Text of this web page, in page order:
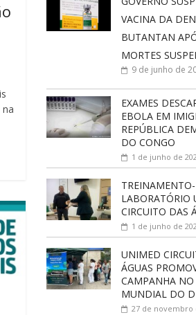
VACINA DA
BUTANTAN
MORTES
9 de junho de
EXAMES
EBOLA EM
REPÚBLICA
DO CONGO
1 de junho de
TREINAMENTO-
LABORATÓRIO
CIRCUITO DAS
1 de junho de
UNIMED
ÁGUAS
CAMPANHA
MUNDIAL DO
27 de novembro